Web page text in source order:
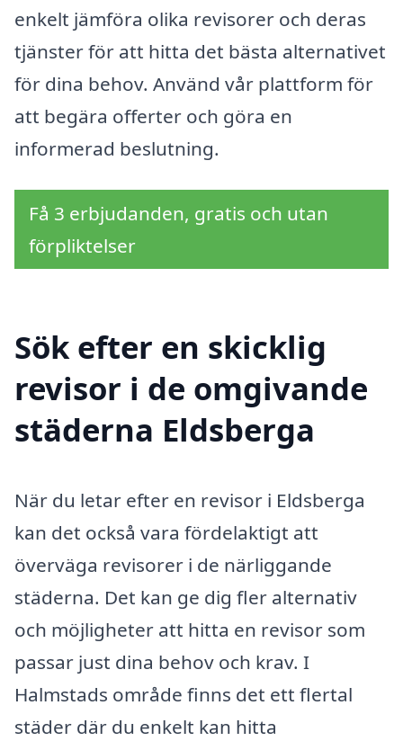
enkelt jämföra olika revisorer och deras
tjänster för att hitta det bästa alternativet
för dina behov. Använd vår plattform för
att begära offerter och göra en
informerad beslutning.
Få 3 erbjudanden, gratis och utan
förpliktelser
Sök efter en skicklig
revisor i de omgivande
städerna Eldsberga
När du letar efter en revisor i Eldsberga
kan det också vara fördelaktigt att
överväga revisorer i de närliggande
städerna. Det kan ge dig fler alternativ
och möjligheter att hitta en revisor som
passar just dina behov och krav. I
Halmstads område finns det ett flertal
städer där du enkelt kan hitta